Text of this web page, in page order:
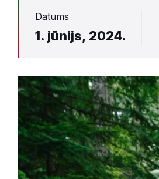
Datums
1. jūnijs, 2024.